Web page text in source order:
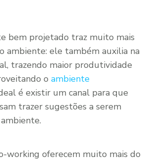
bem projetado traz muito mais
ambiente: ele também auxilia na
trazendo maior produtividade
o ambiente
é existir um canal para que
trazer sugestões a serem
working oferecem muito mais do